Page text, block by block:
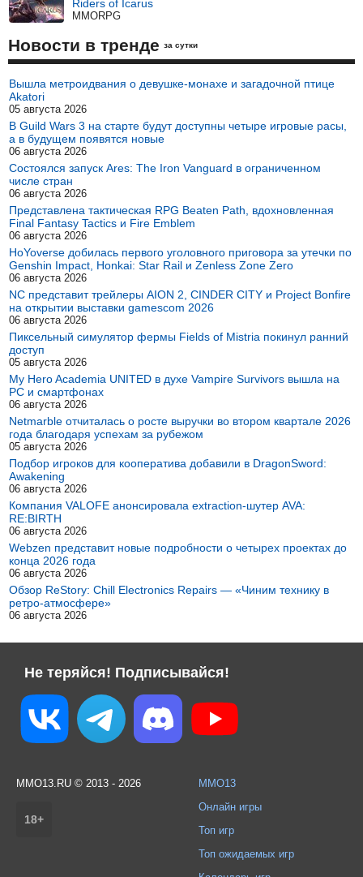
Riders of Icarus
MMORPG
Новости в тренде за сутки
Вышла метроидвания о девушке-монахе и загадочной птице
Akatori
05 августа 2026
В Guild Wars 3 на старте будут доступны четыре игровые расы,
а в будущем появятся новые
06 августа 2026
Состоялся запуск Ares: The Iron Vanguard в ограниченном
числе стран
06 августа 2026
Представлена тактическая RPG Beaten Path, вдохновленная
Final Fantasy Tactics и Fire Emblem
06 августа 2026
HoYoverse добилась первого уголовного приговора за утечки по
Genshin Impact, Honkai: Star Rail и Zenless Zone Zero
06 августа 2026
NC представит трейлеры AION 2, CINDER CITY и Project Bonfire
на открытии выставки gamescom 2026
06 августа 2026
Пиксельный симулятор фермы Fields of Mistria покинул ранний
доступ
05 августа 2026
My Hero Academia UNITED в духе Vampire Survivors вышла на
PC и смартфонах
06 августа 2026
Netmarble отчиталась о росте выручки во втором квартале 2026
года благодаря успехам за рубежом
05 августа 2026
Подбор игроков для кооператива добавили в DragonSword:
Awakening
06 августа 2026
Компания VALOFE анонсировала extraction-шутер AVA:
RE:BIRTH
06 августа 2026
Webzen представит новые подробности о четырех проектах до
конца 2026 года
06 августа 2026
Обзор ReStory: Chill Electronics Repairs — «Чиним технику в
ретро-атмосфере»
06 августа 2026
Не теряйся! Подписывайся!
MMO13.RU © 2013 - 2026
18+
MMO13
Онлайн игры
Топ игр
Топ ожидаемых игр